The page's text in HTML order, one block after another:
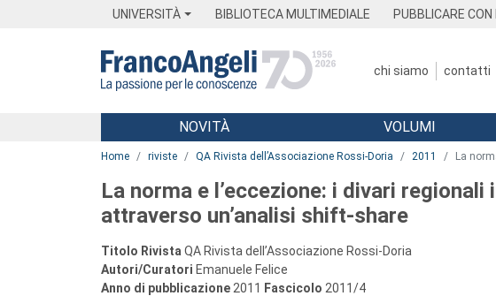
UNIVERSITÀ BIBLIOTECA MULTIMEDIALE PUBBLICARE CON
chi siamo contatti
Menu
NOVITÀ VOLUMI
Home riviste QA Rivista dell’Associazione Rossi-Doria 2011 La
La norma e l’eccezione: i divari
attraverso un’analisi shift-share
Titolo Rivista QA Rivista dell’Associazione Rossi-Doria
Autori/Curatori Emanuele Felice
Anno di pubblicazione 2011 Fascicolo 2011/4